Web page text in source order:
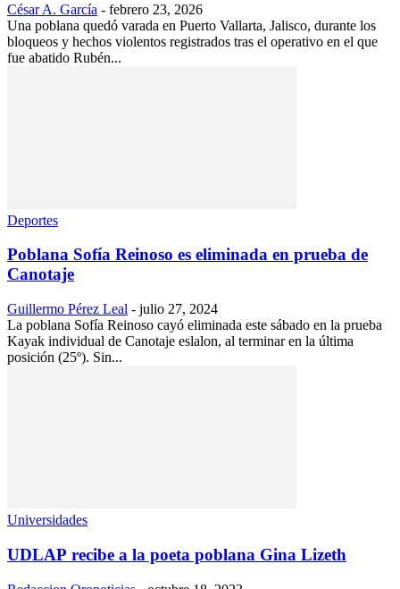
César A. García - febrero 23, 2026
Una poblana quedó varada en Puerto Vallarta, Jalisco, durante los
bloqueos y hechos violentos registrados tras el operativo en el que
fue abatido Rubén...
Deportes
Poblana Sofía Reinoso es eliminada en prueba de
Canotaje
Guillermo Pérez Leal - julio 27, 2024
La poblana Sofía Reinoso cayó eliminada este sábado en la prueba
Kayak individual de Canotaje eslalon, al terminar en la última
posición (25º). Sin...
Universidades
UDLAP recibe a la poeta poblana Gina Lizeth